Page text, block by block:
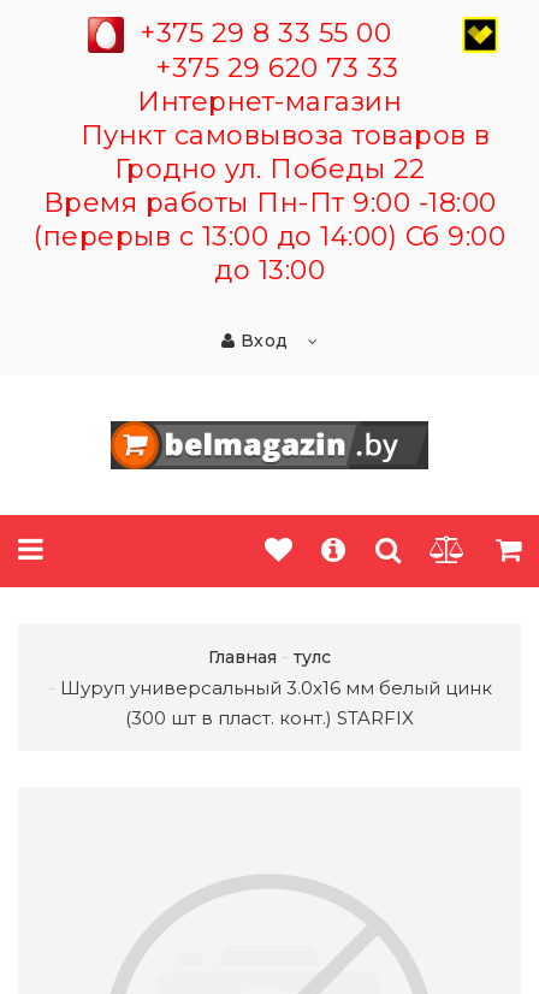
+375 29 8 33 55 00
+375 29 620 73 33
Интернет-магазин
Пункт самовывоза товаров в
Гродно ул. Победы 22
Время работы Пн-Пт 9:00 -18:00
(перерыв с 13:00 до 14:00) Сб 9:00
до 13:00
Вход
Главная тулс
Шуруп универсальный 3.0х16 мм белый цинк
(300 шт в пласт. конт.) STARFIX